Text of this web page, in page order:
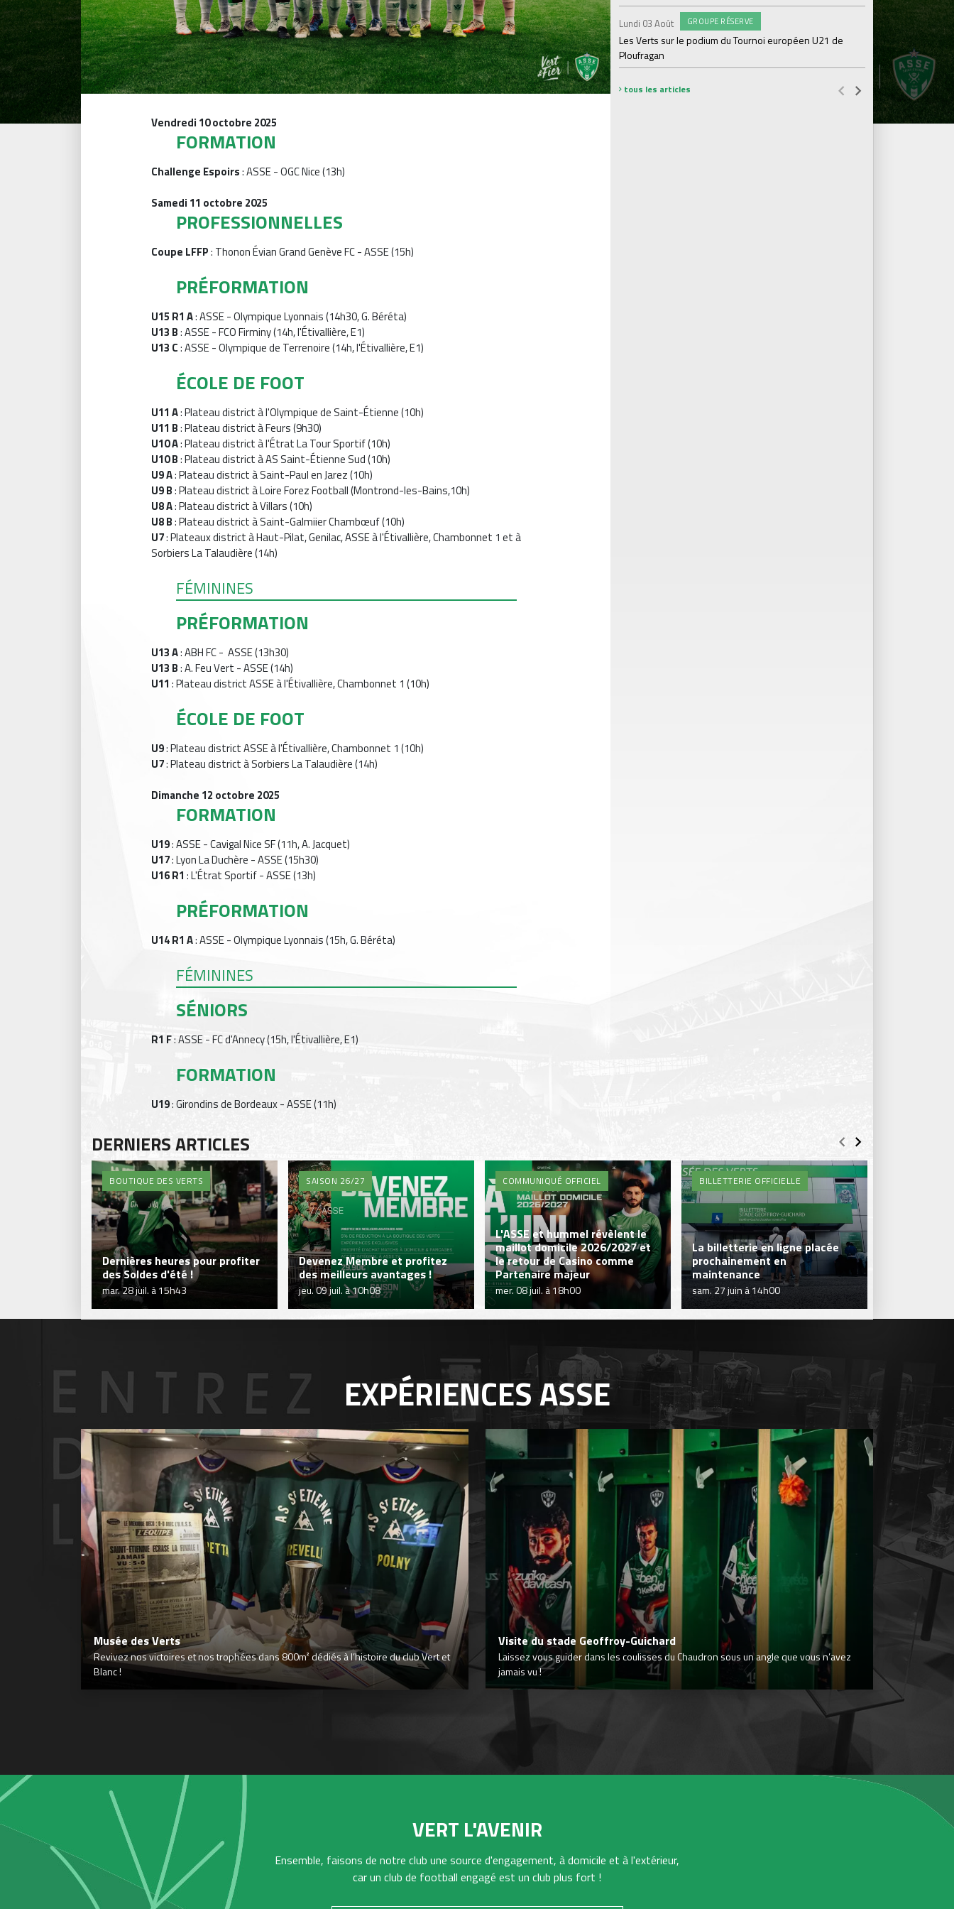
Vendredi 10 octobre 2025
FORMATION
Challenge Espoirs: ASSE - OGC Nice (13h)
Samedi 11 octobre 2025
PROFESSIONNELLES
Coupe LFFP: Thonon Évian Grand Genève FC - ASSE (15h)
PRÉFORMATION
U15 R1 A: ASSE - Olympique Lyonnais (14h30, G. Béréta)
U13 B: ASSE - FCO Firminy (14h, l'Étivallière, E1)
U13 C: ASSE - Olympique de Terrenoire (14h, l'Étivallière, E1)
ÉCOLE DE FOOT
U11 A: Plateau district à l'Olympique de Saint-Étienne (10h)
U11 B: Plateau district à Feurs (9h30)
U10 A: Plateau district à l'Étrat La Tour Sportif (10h)
U10 B: Plateau district à AS Saint-Étienne Sud (10h)
U9 A: Plateau district à Saint-Paul en Jarez (10h)
U9 B: Plateau district à Loire Forez Football (Montrond-les-Bains,10h)
U8 A: Plateau district à Villars (10h)
U8 B: Plateau district à Saint-Galmiier Chambœuf (10h)
U7: Plateaux district à Haut-Pilat, Genilac, ASSE à l'Étivallière, Chambonnet 1 et à
Sorbiers La Talaudière (14h)
FÉMININES
PRÉFORMATION
U13 A: ABH FC - ASSE (13h30)
U13 B: A. Feu Vert - ASSE (14h)
U11 : Plateau district ASSE à l'Étivallière, Chambonnet 1 (10h)
ÉCOLE DE FOOT
U9: Plateau district ASSE à l'Étivallière, Chambonnet 1 (10h)
U7: Plateau district à Sorbiers La Talaudière (14h)
Dimanche 12 octobre 2025
FORMATION
U19: ASSE - Cavigal Nice SF (11h, A. Jacquet)
U17: Lyon La Duchère - ASSE (15h30)
U16 R1 : L'Étrat Sportif - ASSE (13h)
PRÉFORMATION
U14 R1 A: ASSE - Olympique Lyonnais (15h, G. Béréta)
FÉMININES
SÉNIORS
R1 F: ASSE - FC d'Annecy (15h, l'Étivallière, E1)
FORMATION
U19: Girondins de Bordeaux - ASSE (11h)
Lundi 03 Août GROUPE RÉSERVE
Les Verts sur le podium du Tournoi européen U21 de
Ploufragan
Vendredi 31 Juil.
ASSE- Venise
tous les articles
DERNIERS ARTICLES
BOUTIQUE DES VERTS
Dernières heures pour profiter
des Soldes d'été !
mar. 28 juil. à 15h43
SAISON 26/27
Devenez Membre et profitez
des meilleurs avantages !
jeu. 09 juil. à 10h08
COMMUNIQUÉ OFFICIEL
L'ASSE et hummel révèlent le
maillot domicile 2026/2027 et
le retour de Casino comme
Partenaire majeur
mer. 08 juil. à 18h00
BILLETTERIE OFFICIELLE
La billetterie en ligne placée
prochainement en
maintenance
sam. 27 juin à 14h00
EXPÉRIENCESASSE
Musée des Verts
Revivez nos victoires et nos trophées dans 800m² dédiés à l’histoire du club Vert et
Blanc !
Visite du stade Geoffroy-Guichard
Laissez vous guider dans les coulisses du Chaudron sous un angle que vous n’avez
jamais vu !
VERT L'AVENIR
Ensemble, faisons de notre club une source d'engagement, à domicile et à l'extérieur,
car un club de football engagé est un club plus fort !